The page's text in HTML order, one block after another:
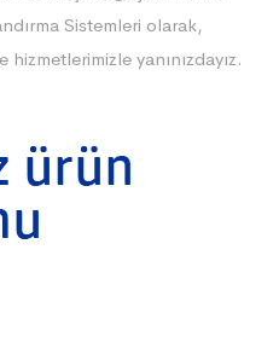
Sistemleri olarak,
yanınızdayız.